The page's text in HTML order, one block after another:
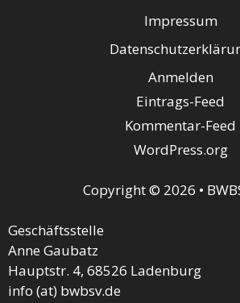
Impressum
Anmelden
Eintrags-Feed
Kommentar-Feed
WordPress.org
Copyright © 2026 •
Geschäftsstelle
Anne Gaubatz
Hauptstr. 4, 68526 Ladenburg
info (at) bwbsv.de